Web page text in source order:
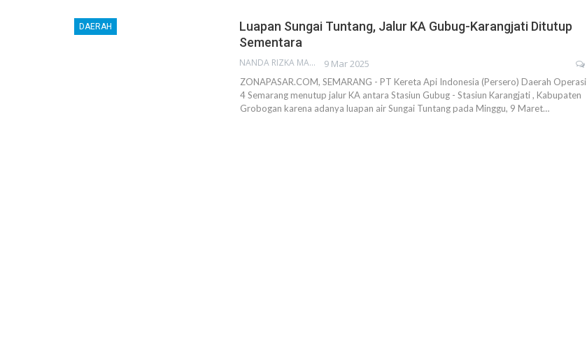
DAERAH
Luapan Sungai Tuntang, Jalur KA Gubug-Karangjati Ditutup
Sementara
NANDA RIZKA MAHENDRA 9 Mar 2025
ZONAPASAR.COM, SEMARANG - PT Kereta Api Indonesia (Persero) Daerah Operasi
4 Semarang menutup jalur KA antara Stasiun Gubug - Stasiun Karangjati , Kabupaten
Grobogan karena adanya luapan air Sungai Tuntang pada Minggu, 9 Maret…